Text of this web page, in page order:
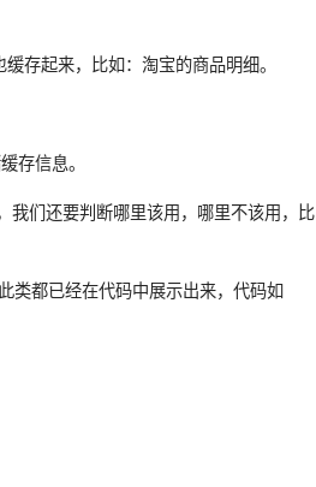
存起来，比如：淘宝的商品明细。
存信息。
我们还要判断哪里该用，哪里不该用，比
类都已经在代码中展示出来，代码如